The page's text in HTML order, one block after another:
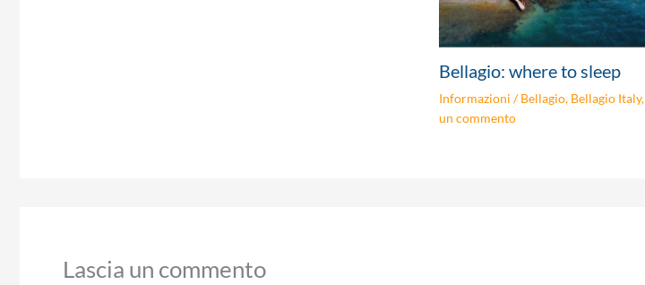
Bellagio: where to sleep
Informazioni /Bellagio, Bellagio Italy,
un commento
Lascia un commento